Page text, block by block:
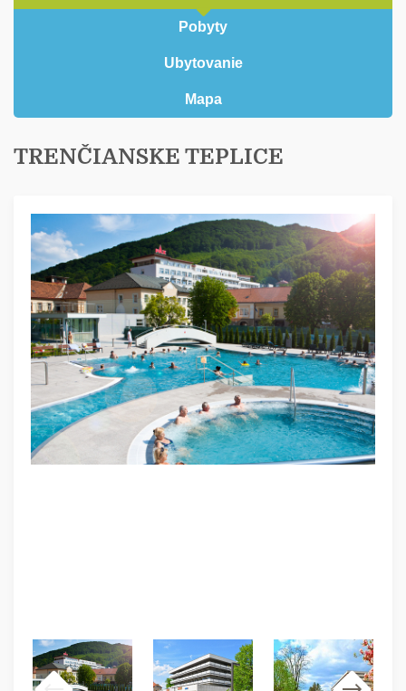
Pobyty
Ubytovanie
Mapa
TRENČIANSKE TEPLICE